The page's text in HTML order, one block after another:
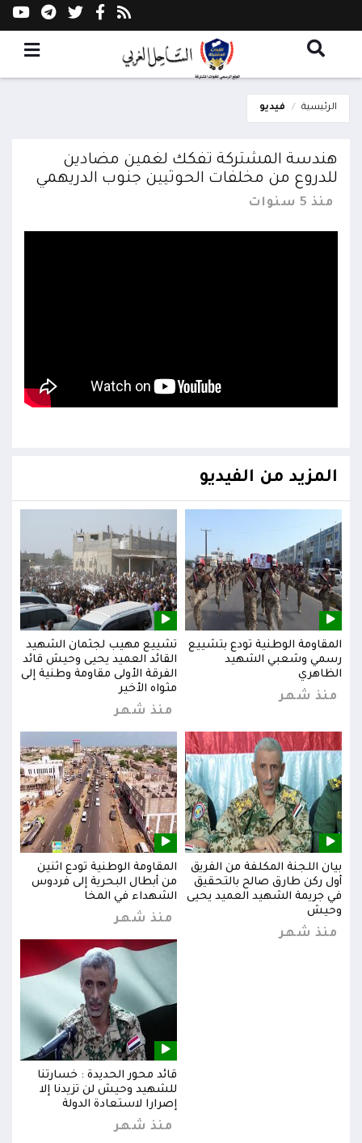
الرئيسية فيديو
هندسة المشتركة تفكك لغمين مضادين
للدروع من مخلفات الحوثيين جنوب الدريهمي
منذ 5 سنوات
المزيد من الفيديو
المقاومة الوطنية تودع بتشييع
رسمي وشعبي الشهيد
الظاهري
منذ شهر
تشييع مهيب لجثمان الشهيد
القائد العميد يحيى وحيش قائد
الفرقة الأولى مقاومة وطنية إلى
مثواه الأخير
منذ شهر
بيان اللجنة المكلفة من الفريق
أول ركن طارق صالح بالتحقيق
في جريمة الشهيد العميد يحيى
وحيش
منذ شهر
المقاومة الوطنية تودع اثنين
من أبطال البحرية إلى فردوس
الشهداء في المخا
منذ شهر
قائد محور الحديدة : خسارتنا
للشهيد وحيش لن تزيدنا إلا
إصرارا لاستعادة الدولة
منذ شهر